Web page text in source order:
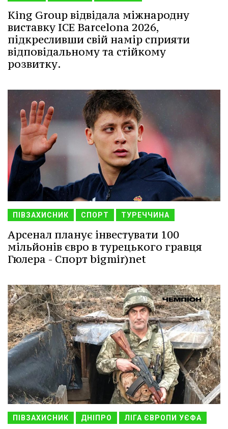
King Group відвідала міжнародну
виставку ICE Barcelona 2026,
підкресливши свій намір сприяти
відповідальному та стійкому
розвитку.
ПІВЗАХИСНИК СПОРТ ТУРЕЧЧИНА
Арсенал планує інвестувати 100
мільйонів євро в турецького гравця
Гюлера - Спорт bigmir)net
ПІВЗАХИСНИК ДНІПРО ЛІГА ЄВРОПИ УЄФА